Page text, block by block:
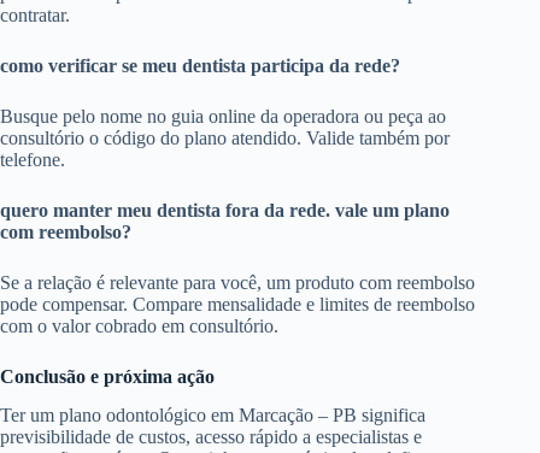
contratar.
como verificar se meu dentista participa da rede?
Busque pelo nome no guia online da operadora ou peça ao
consultório o código do plano atendido. Valide também por
telefone.
quero manter meu dentista fora da rede. vale um plano
com reembolso?
Se a relação é relevante para você, um produto com reembolso
pode compensar. Compare mensalidade e limites de reembolso
com o valor cobrado em consultório.
Conclusão e próxima ação
Ter um plano odontológico em Marcação – PB significa
previsibilidade de custos, acesso rápido a especialistas e